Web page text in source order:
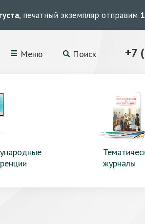
, печатный экземпляр отправим
Меню Поиск +7
журналы